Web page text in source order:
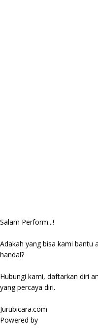
Salam Perform...!
Adakah yang bisa kami bantu
handal?
Hubungi kami, daftarkan diri
yang percaya diri.
Jurubicara.com
Powered by